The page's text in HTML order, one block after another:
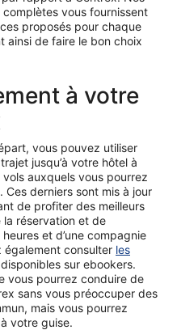
vous fournissent
proposés pour chaque
ainsi de faire le bon choix
à votre
vous pouvez utiliser
jusqu’à votre hôtel à
auxquels vous pourrez
derniers sont mis à jour
de profiter des meilleurs
la réservation et de
et d’une compagnie
également consulter les
disponibles sur ebookers.
vous pourrez conduire de
sans vous préoccuper des
mais vous pourrez
votre guise.